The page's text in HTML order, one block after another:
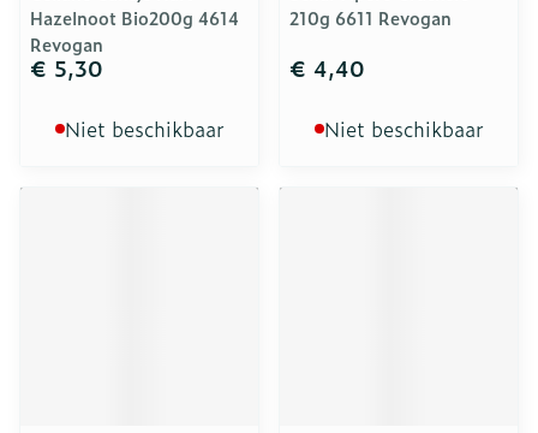
Hazelnoot Bio200g 4614
Revogan
€ 5,30
Niet beschikbaar
210g 6611 Revogan
€ 4,40
Niet beschikbaar